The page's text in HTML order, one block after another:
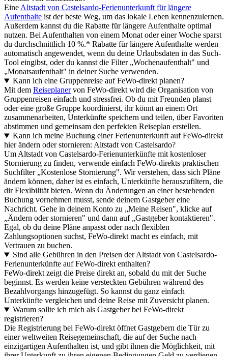
Eine Altstadt von Castelsardo-Ferienunterkunft für längere
Aufenthalte ist der beste Weg, um das lokale Leben kennenzulernen.
Außerdem kannst du die Rabatte für längere Aufenthalte optimal
nutzen. Bei Aufenthalten von einem Monat oder einer Woche sparst
du durchschnittlich 10 %.* Rabatte für längere Aufenthalte werden
automatisch angewendet, wenn du deine Urlaubsdaten in das Such-
Tool eingibst, oder du kannst die Filter „Wochenaufenthalt" und
„Monatsaufenthalt" in deiner Suche verwenden.
Kann ich eine Gruppenreise auf FeWo-direkt planen?
Mit dem Reiseplanervon FeWo-direkt wird die Organisation von
Gruppenreisen einfach und stressfrei. Ob du mit Freunden planst
oder eine große Gruppe koordinierst, ihr könnt an einem Ort
zusammenarbeiten, Unterkünfte speichern und teilen, über Favoriten
abstimmen und gemeinsam den perfekten Reiseplan erstellen.
Kann ich meine Buchung einer Ferienunterkunft auf FeWo-direkt
hier ändern oder stornieren: Altstadt von Castelsardo?
Um Altstadt von Castelsardo-Ferienunterkünfte mit kostenloser
Stornierung zu finden, verwende einfach FeWo-direkts praktischen
Suchfilter „Kostenlose Stornierung". Wir verstehen, dass sich Pläne
ändern können, daher ist es einfach, Unterkünfte herauszufiltern, die
dir Flexibilität bieten. Wenn du Änderungen an einer bestehenden
Buchung vornehmen musst, sende deinem Gastgeber eine
Nachricht. Gehe in deinem Konto zu „Meine Reisen", klicke auf
„Ändern oder stornieren" und dann auf „Gastgeber kontaktieren".
Egal, ob du deine Pläne anpasst oder nach flexiblen
Zahlungsoptionen suchst, FeWo-direkt macht es einfach, mit
Vertrauen zu buchen.
Sind alle Gebühren in den Preisen der Altstadt von Castelsardo-
Ferienunterkünfte auf FeWo-direkt enthalten?
FeWo-direkt zeigt die Preise direkt an, sobald du mit der Suche
beginnst. Es werden keine versteckten Gebühren während des
Bezahlvorgangs hinzugefügt. So kannst du ganz einfach
Unterkünfte vergleichen und deine Reise mit Zuversicht planen.
Warum sollte ich mich als Gastgeber bei FeWo-direkt
registrieren?
Die Registrierung bei FeWo-direkt öffnet Gastgebern die Tür zu
einer weltweiten Reisegemeinschaft, die auf der Suche nach
einzigartigen Aufenthalten ist, und gibt ihnen die Möglichkeit, mit